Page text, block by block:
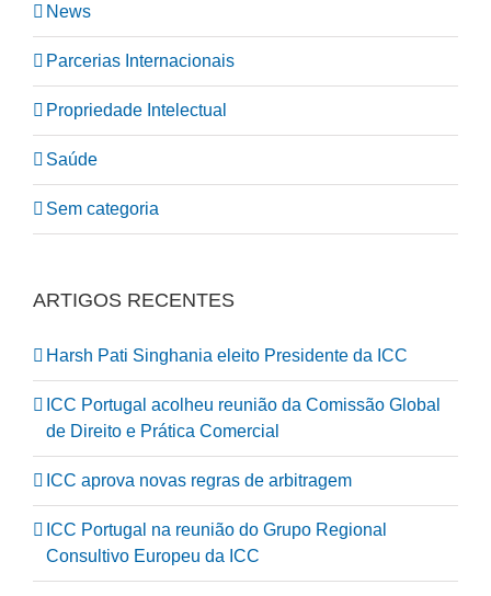
News
Parcerias Internacionais
Propriedade Intelectual
Saúde
Sem categoria
ARTIGOS RECENTES
Harsh Pati Singhania eleito Presidente da ICC
ICC Portugal acolheu reunião da Comissão Global
de Direito e Prática Comercial
ICC aprova novas regras de arbitragem
ICC Portugal na reunião do Grupo Regional
Consultivo Europeu da ICC